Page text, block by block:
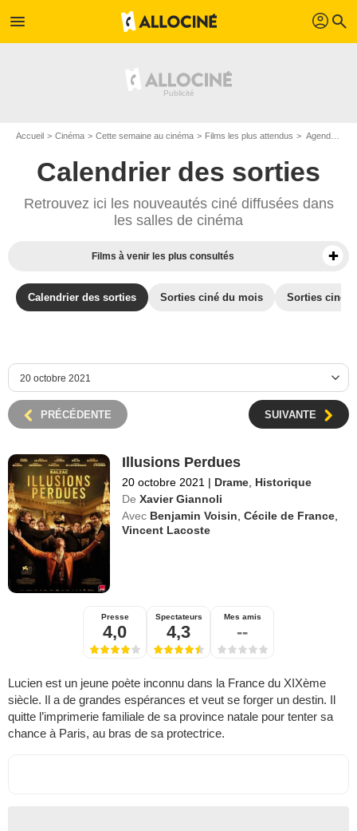
menu profil search
Accueil Cinéma Cette semaine au cinéma Films les plus attendus Agenda cinéma : Films du 20 octobre 2021
Calendrier des sorties
Retrouvez ici les nouveautés ciné diffusées dans
les salles de cinéma
Films à venir les plus consultés
Calendrier des sorties Sorties ciné du mois Sorties ciné
PRÉCÉDENTE SUIVANTE
Illusions Perdues
20 octobre 2021 | Drame Historique
De Xavier Giannoli
Avec Benjamin Voisin ,Cécile de France
Vincent Lacoste
Presse
4,0
Spectateurs
4,3
Mes amis
--
Lucien est un jeune poète inconnu dans la France du XIXème
siècle. Il a de grandes espérances et veut se forger un destin. Il
quitte l’imprimerie familiale de sa province natale pour tenter sa
chance à Paris, au bras de sa protectrice.